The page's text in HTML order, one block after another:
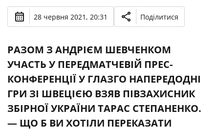
28 червня 2021, 20:31 Поділитися
РАЗОМ З АНДРІЄМ ШЕВЧЕНКОМ
УЧАСТЬ У ПЕРЕДМАТЧЕВІЙ ПРЕС-
КОНФЕРЕНЦІЇ У ГЛАЗГО НАПЕРЕДОДНІ
ГРИ ЗІ ШВЕЦІЄЮ ВЗЯВ ПІВЗАХИСНИК
ЗБІРНОЇ УКРАЇНИ ТАРАС СТЕПАНЕНКО.
— ЩО Б ВИ ХОТІЛИ ПЕРЕКАЗАТИ